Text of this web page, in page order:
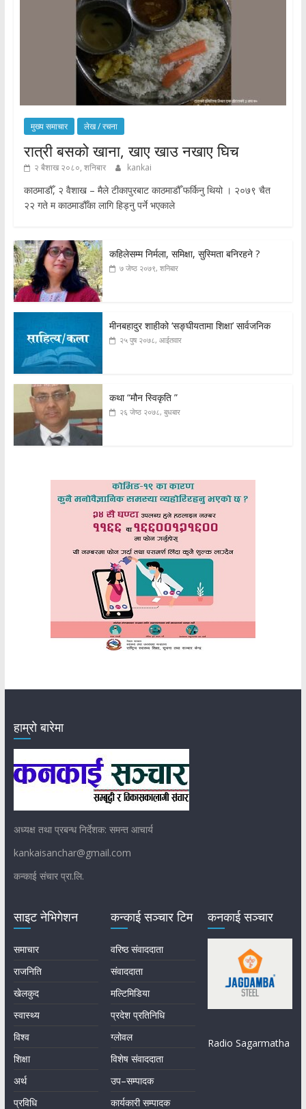
मुख्य समाचार लेख / रचना
रात्री बसको खाना, खाए खाउ नखाए घिच
२ बैशाख २०८०, शनिबार kankai
काठमाडौँ, २ वैशाख – मैले टीकापुरबाट काठमाडौँ फर्किनु थियो । २०७९ चैत
२२ गते म काठमाडौँका लागि हिड्नु पर्ने भएकाले
कहिलेसम्म निर्मला, समिक्षा, सुस्मिता बनिरहने ?
७ जेष्ठ २०७९, शनिबार
मीनबहादुर शाहीको ‘सङ्घीयतामा शिक्षा’ सार्वजनिक
२५ पुष २०७८, आईतवार
कथा “मौन स्विकृति ”
२६ जेष्ठ २०७८, बुधबार
हाम्रो बारेमा
अध्यक्ष तथा प्रबन्ध निर्देशक: समन्त आचार्य
kankaisanchar@gmail.com
कन्काई संचार प्रा.लि.
साइट नेभिगेशन
समाचार
राजनिति
खेलकुद
स्वास्थ्य
विश्व
शिक्षा
अर्थ
प्रविधि
कन्काई सञ्चार टिम
वरिष्ठ संवाददाता
संवाददाता
मल्टिमिडिया
प्रदेश प्रतिनिधि
ग्लोवल
विशेष संवाददाता
उप–सम्पादक
कार्यकारी सम्पादक
कनकाई सञ्चार
Radio Sagarmatha